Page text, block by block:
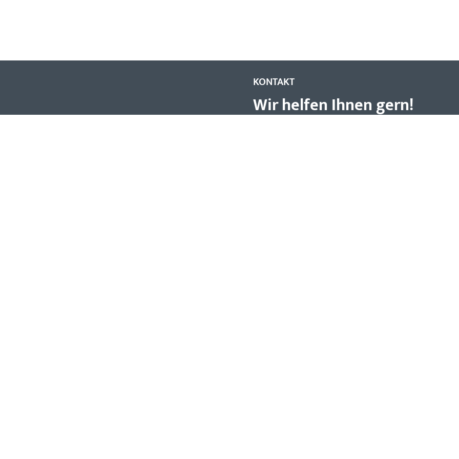
KONTAKT
Wir helfen Ihnen gern!